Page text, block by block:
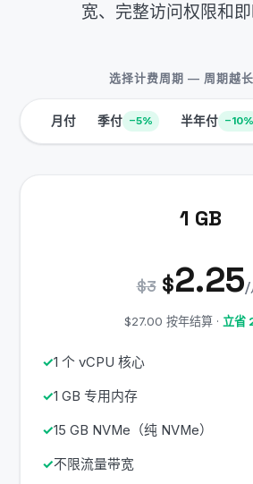
宽、完整访问权限和即
选择计费周期 — 周期越
月付 季付 −5% 半年付 −10%
1 GB
$3 $2.25/
$27.00 按年结算 · 立省
1 个 vCPU 核心
1 GB 专用内存
15 GB NVMe（纯 NVMe）
不限流量带宽